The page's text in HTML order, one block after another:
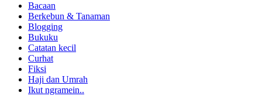
Bacaan
Berkebun & Tanaman
Blogging
Bukuku
Catatan kecil
Curhat
Fiksi
Haji dan Umrah
Ikut ngramein..